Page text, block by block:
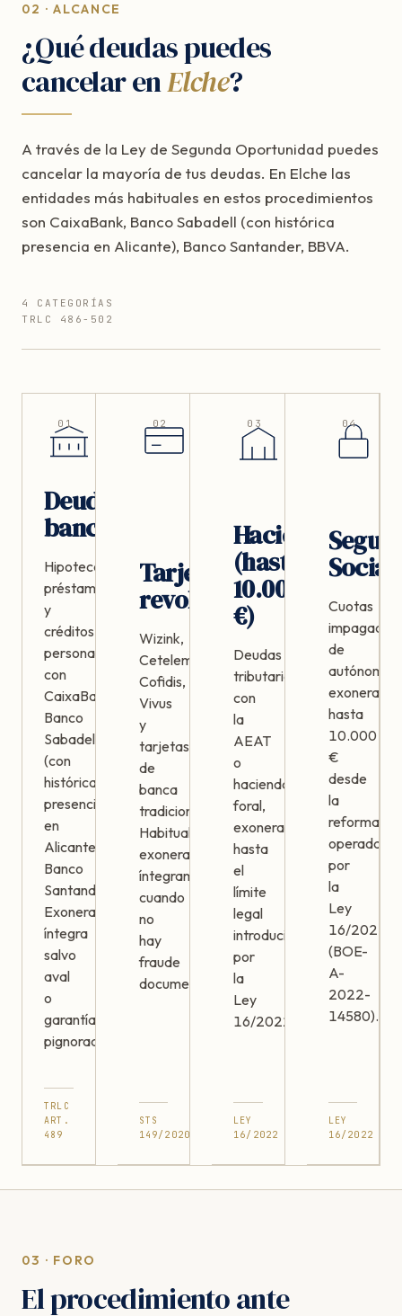
02 · ALCANCE
¿Qué deudas puedes
cancelar enElche?
A través de la Ley de Segunda Oportunidad puedes
cancelar la mayoría de tus deudas. En Elche las
entidades más habituales en estos procedimientos
son CaixaBank, Banco Sabadell (con histórica
presencia en Alicante), Banco Santander, BBVA.
4 CATEGORÍAS
TRLC 486-502
01
Deudas
bancarias
Hipotecas,
préstamos
y
créditos
personales
con
CaixaBank,
Banco
Sabadell
(con
histórica
presencia
en
Alicante),
Banco
Santander.
Exoneración
íntegra
salvo
aval
o
garantía
pignorada.
TRLC
ART.
489
02
Tarjetas
revolving
Wizink,
Cetelem,
Cofidis,
Vivus
y
tarjetas
de
banca
tradicional.
Habitualmente
exonerables
íntegramente
cuando
no
hay
fraude
documentado.
STS
149/2020
03
Hacienda
(hasta
10.000
€)
Deudas
tributarias
con
la
AEAT
o
hacienda
foral,
exonerables
hasta
el
límite
legal
introducido
por
la
Ley
16/2022.
LEY
16/2022
04
Social
Cuotas
impagadas
de
autónomos,
hasta
10.000
€
desde
la
reforma
operada
por
la
Ley
16/2022
(BOE-
A-
2022-
14580).
LEY
16/2022
03 · FORO
El procedimiento ante